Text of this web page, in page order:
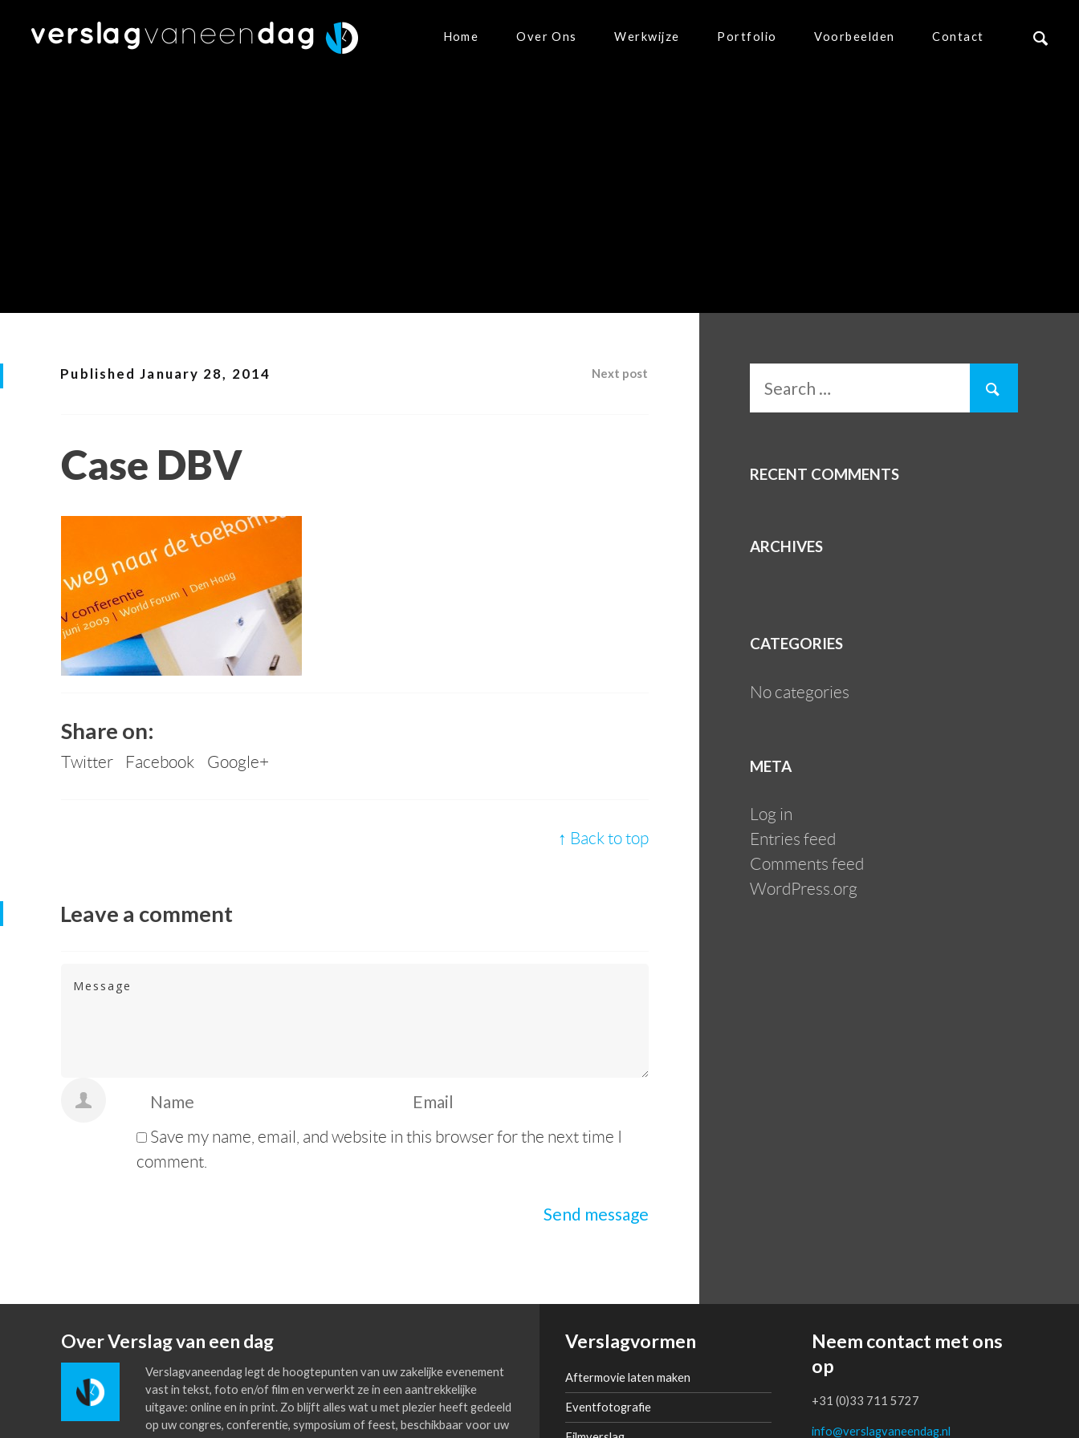
Home Over Ons Werkwijze Portfolio Voorbeelden Contact
PublishedJanuary 28, 2014 Next post
Case DBV
Share on:
Twitter Facebook Google+
↑ Back to top
Leave a comment
Save my name, email, and website in this browser for the next time I
comment.
RECENT COMMENTS
ARCHIVES
CATEGORIES
No categories
META
Log in
Entries feed
Comments feed
WordPress.org
Over Verslag van een dag
Verslagvaneendag legt de hoogtepunten van uw zakelijke evenement
vast in tekst, foto en/of film en verwerkt ze in een aantrekkelijke
uitgave: online en in print. Zo blijft alles wat u met plezier heeft gedeeld
op uw congres, conferentie, symposium of feest, beschikbaar voor uw
Verslagvormen
Aftermovie laten maken
Eventfotografie
Neem contact met ons
op
+31 (0)33 711 5727
info@verslagvaneendag.nl